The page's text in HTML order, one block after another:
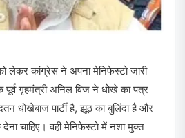
लेकर कांग्रेस ने अपना मेनिफेस्टो जारी
पूर्व गृहमंत्री अनिल विज ने धोखे का पत्र
धोखेबाज पार्टी है, झूठ का बुलिंदा है और
चाहिए। वही मेनिफेस्टो में नशा मुक्त